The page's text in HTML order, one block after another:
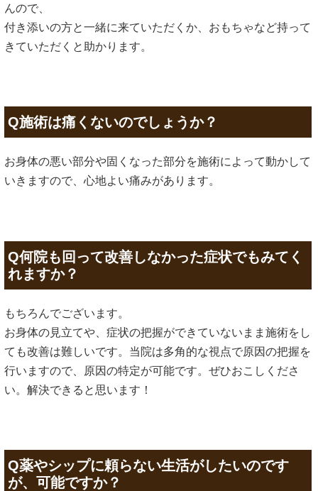
んので、
付き添いの方と一緒に来ていただくか、おもちゃなど持って
きていただくと助かります。
Q施術は痛くないのでしょうか？
お身体の悪い部分や固くなった部分を施術によって動かして
いきますので、心地よい痛みがあります。
Q何院も回って改善しなかった症状でもみてく
れますか？
もちろんでございます。
お身体の見立てや、症状の把握ができていないまま施術をし
ても改善は難しいです。当院は多角的な視点で原因の把握を
行いますので、原因の特定が可能です。ぜひおこしくださ
い。解決できると思います！
Q薬やシップに頼らない生活がしたいのです
が、可能ですか？